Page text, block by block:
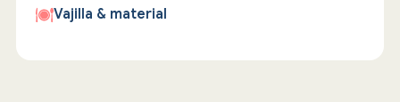
Vajilla & material